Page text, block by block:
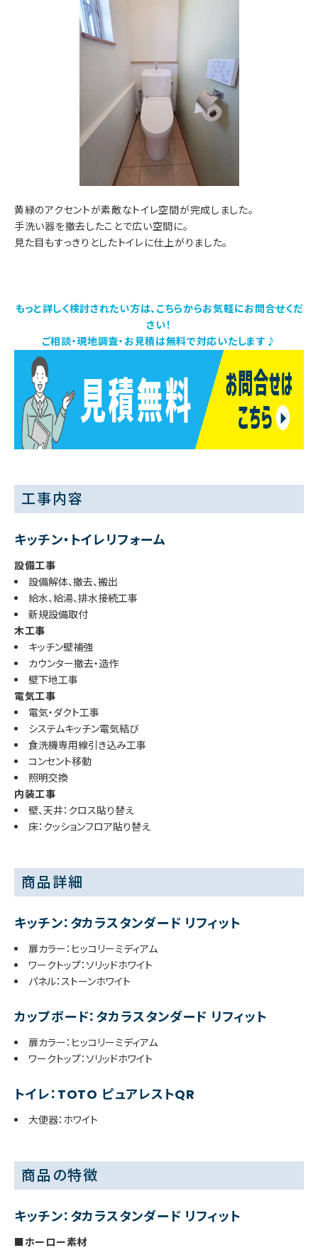
黄緑のアクセントが素敵なトイレ空間が完成しました。
手洗い器を撤去したことで広い空間に。
見た目もすっきりとしたトイレに仕上がりました。
もっと詳しく検討されたい方は、こちらからお気軽にお問合せくだ
さい！
ご相談・現地調査・お見積は無料で対応いたします♪
工事内容
キッチン・トイレリフォーム
設備工事
設備解体、撤去、搬出
給水、給湯、排水接続工事
新規設備取付
木工事
キッチン壁補強
カウンター撤去・造作
壁下地工事
電気工事
電気・ダクト工事
システムキッチン電気結び
食洗機専用線引き込み工事
コンセント移動
照明交換
内装工事
壁、天井：クロス貼り替え
床：クッションフロア貼り替え
商品詳細
キッチン：タカラスタンダード リフィット
扉カラー：ヒッコリーミディアム
ワークトップ：ソリッドホワイト
パネル：ストーンホワイト
カップボード：タカラスタンダード リフィット
扉カラー：ヒッコリーミディアム
ワークトップ：ソリッドホワイト
トイレ：TOTO ピュアレストQR
大便器：ホワイト
商品の特徴
キッチン：タカラスタンダード リフィット
■ホーロー素材